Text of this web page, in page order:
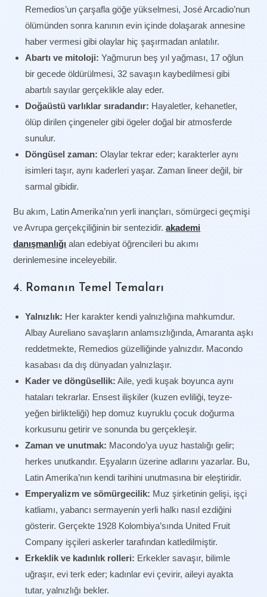
Remedios’un çarşafla göğe yükselmesi, José Arcadio’nun
ölümünden sonra kanının evin içinde dolaşarak annesine
haber vermesi gibi olaylar hiç şaşırmadan anlatılır.
Abartı ve mitoloji: Yağmurun beş yıl yağması, 17 oğlun
bir gecede öldürülmesi, 32 savaşın kaybedilmesi gibi
abartılı sayılar gerçeklikle alay eder.
Doğaüstü varlıklar sıradandır: Hayaletler, kehanetler,
ölüp dirilen çingeneler gibi ögeler doğal bir atmosferde
sunulur.
Döngüsel zaman: Olaylar tekrar eder; karakterler aynı
isimleri taşır, aynı kaderleri yaşar. Zaman lineer değil, bir
sarmal gibidir.
Bu akım, Latin Amerika’nın yerli inançları, sömürgeci geçmişi
ve Avrupa gerçekçiliğinin bir sentezidir.akademi
danışmanlığı alan edebiyat öğrencileri bu akımı
derinlemesine inceleyebilir.
4. Romanın Temel Temaları
Yalnızlık: Her karakter kendi yalnızlığına mahkumdur.
Albay Aureliano savaşların anlamsızlığında, Amaranta aşkı
reddetmekte, Remedios güzelliğinde yalnızdır. Macondo
kasabası da dış dünyadan yalnızlaşır.
Kader ve döngüsellik: Aile, yedi kuşak boyunca aynı
hataları tekrarlar. Ensest ilişkiler (kuzen evliliği, teyze-
yeğen birlikteliği) hep domuz kuyruklu çocuk doğurma
korkusunu getirir ve sonunda bu gerçekleşir.
Zaman ve unutmak: Macondo’ya uyuz hastalığı gelir;
herkes unutkandır. Eşyaların üzerine adlarını yazarlar. Bu,
Latin Amerika’nın kendi tarihini unutmasına bir eleştiridir.
Emperyalizm ve sömürgecilik: Muz şirketinin gelişi, işçi
katliamı, yabancı sermayenin yerli halkı nasıl ezdiğini
gösterir. Gerçekte 1928 Kolombiya’sında United Fruit
Company işçileri askerler tarafından katledilmiştir.
Erkeklik ve kadınlık rolleri: Erkekler savaşır, bilimle
uğraşır, evi terk eder; kadınlar evi çevirir, aileyi ayakta
tutar, yalnızlığı bekler.